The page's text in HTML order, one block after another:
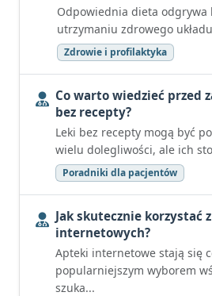
Odpowiednia dieta odgrywa
utrzymaniu zdrowego
Zdrowie i profilaktyka
Co warto wiedzieć przed
bez recepty?
Leki bez recepty mogą być
wielu dolegliwości, ale ich
Poradniki dla pacjentów
Jak skutecznie korzystać
internetowych?
Apteki internetowe stają się
popularniejszym wyborem
szuka...